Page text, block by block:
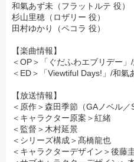
和氣あず未（フラットルテ 役）
杉山里穂（ロザリー 役）
田村ゆかり（ペコラ 役）
【楽曲情報】
＜OP＞「ぐだふわエブリデー」
＜ED＞
「Viewtiful Days!」/和氣
【放送情報】
＜原作＞森田季節（GAノベル／
＜キャラクター原案＞紅緒
＜監督＞木村延景
＜シリーズ構成＞髙橋龍也
＜キャラクターデザイン＞後藤